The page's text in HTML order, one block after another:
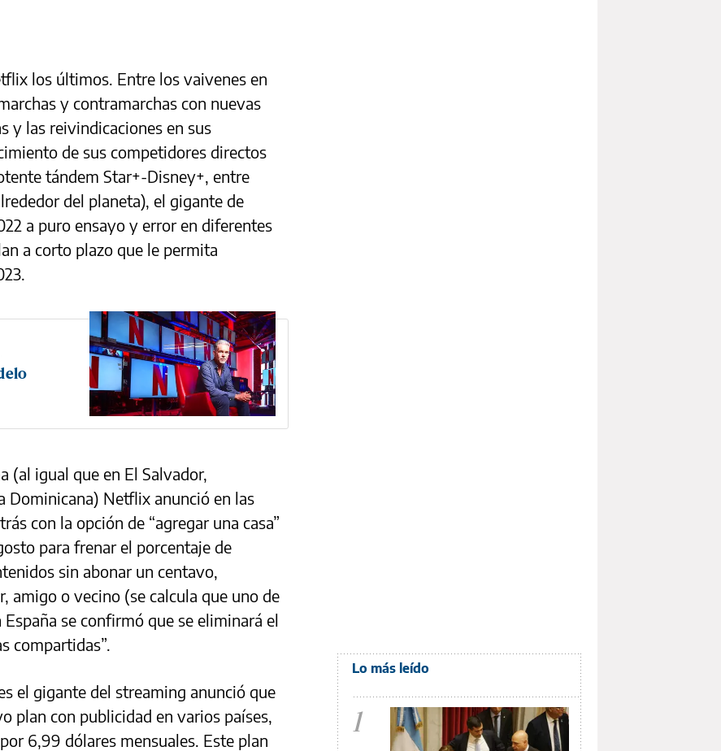
los últimos. Entre los vaivenes en
y contramarchas con nuevas
y las reivindicaciones en sus
de sus competidores directos
tándem Star+-Disney+, entre
del planeta), el gigante de
a puro ensayo y error en diferentes
a corto plazo que le permita
(al igual que en El Salvador,
Dominicana) Netflix anunció en las
con la opción de “agregar una casa”
para frenar el porcentaje de
sin abonar un centavo,
amigo o vecino (se calcula que uno de
se confirmó que se eliminará el
compartidas”.
el gigante del streaming anunció que
plan con publicidad en varios países,
6,99 dólares mensuales. Este plan
Lo más leído
1